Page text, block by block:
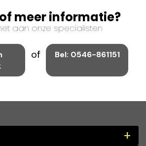
meer informatie?
aan onze specialisten
of Bel: 0546-861151